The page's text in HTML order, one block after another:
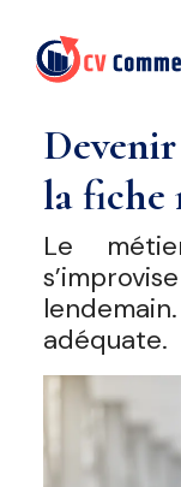
la fiche
Le
adéquate.